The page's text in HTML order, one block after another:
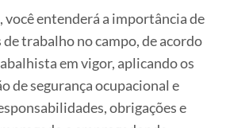
você entenderá a importância de
trabalho no campo, de acordo
em vigor, aplicando os
de segurança ocupacional e
obrigações e